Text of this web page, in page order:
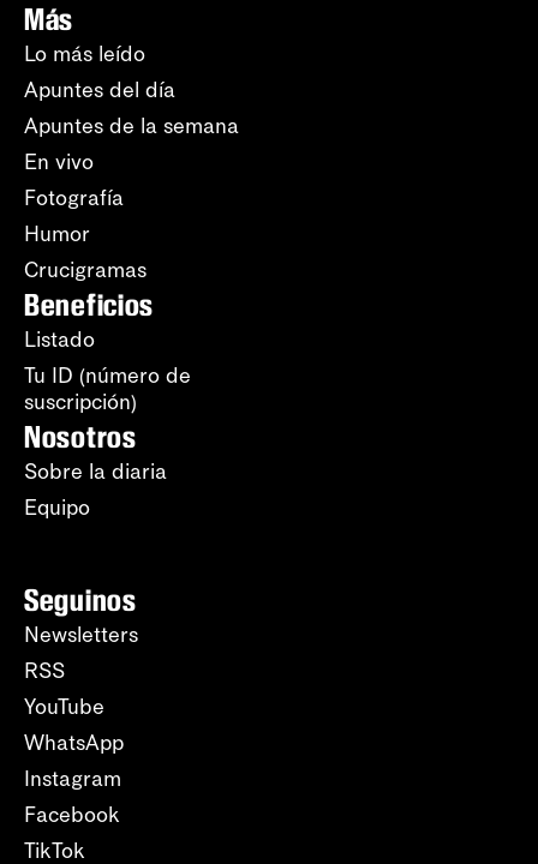
Más
Lo más leído
Apuntes del día
Apuntes de la semana
En vivo
Fotografía
Humor
Crucigramas
Beneficios
Listado
Tu ID (número de
suscripción)
Nosotros
Sobre la diaria
Equipo
Seguinos
Newsletters
RSS
YouTube
WhatsApp
Instagram
Facebook
TikTok